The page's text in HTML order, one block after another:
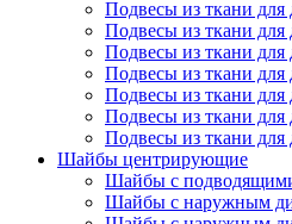
Подвесы из ткани
Подвесы из ткани
Подвесы из ткани
Подвесы из ткани
Подвесы из ткани
Подвесы из ткани
Подвесы из ткани
Шайбы центрирующие
Шайбы с
Шайбы с наружным